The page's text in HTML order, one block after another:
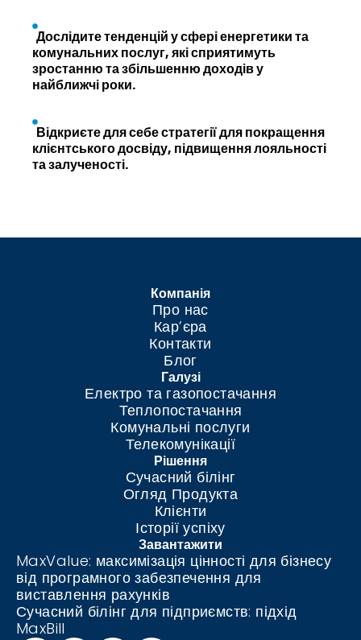
Дослідите тенденцій у сфері енергетики та
комунальних послуг, які сприятимуть
зростанню та збільшенню доходів у
найближчі роки.
Відкриєте для себе стратегії для покращення
клієнтського досвіду, підвищення лояльності
та залученості.
Компанія
Про нас
Кар’єра
Контакти
Блог
Галузі
Електро та газопостачання
Теплопостачання
Комунальні послуги
Телекомунікації
Рішення
Сучасний білінг
Огляд Продукта
Клієнти
Історії успіху
Завантажити
MaxValue: максимізація цінності для бізнесу
від програмного забезпечення для
виставлення рахунків
Сучасний білінг для підприємств: підхід
MaxBill